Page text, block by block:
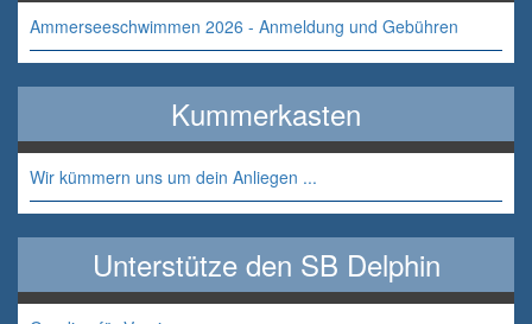
Ammerseeschwimmen 2026 - Anmeldung und Gebühren
Kummerkasten
Wir kümmern uns um dein Anliegen ...
Unterstütze den SB Delphin